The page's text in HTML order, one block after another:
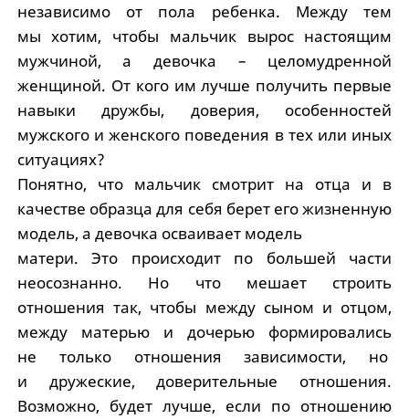
независимо от пола ребенка. Между тем
мы хотим, чтобы мальчик вырос настоящим
мужчиной, а девочка – целомудренной
женщиной. От кого им лучше получить первые
навыки дружбы, доверия, особенностей
мужского и женского поведения в тех или иных
ситуациях?
Понятно, что мальчик смотрит на отца и в
качестве образца для себя берет его жизненную
модель, а девочка осваивает модель
матери. Это происходит по большей части
неосознанно. Но что мешает строить
отношения так, чтобы между сыном и отцом,
между матерью и дочерью формировались
не только отношения зависимости, но
и дружеские, доверительные отношения.
Возможно, будет лучше, если по отношению